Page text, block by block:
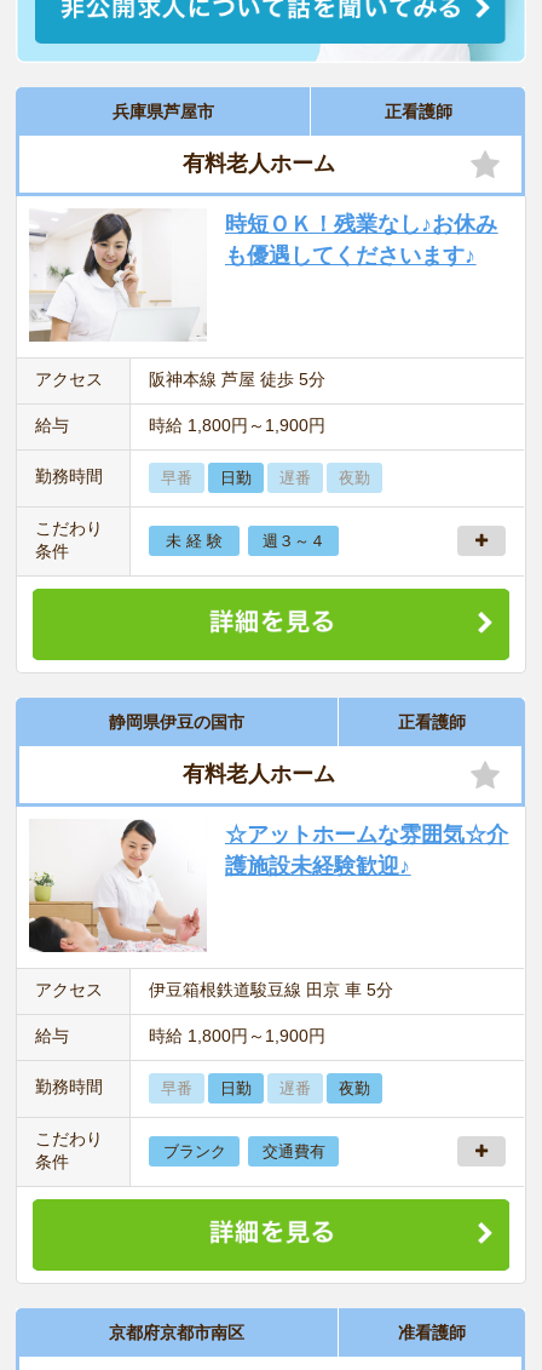
兵庫県芦屋市 正看護師
有料老人ホーム
時短ＯＫ！残業なし♪お休み
も優遇してくださいます♪
アクセス 阪神本線 芦屋 徒歩 5分
給与 時給 1,800円～1,900円
勤務時間 早番 日勤 遅番 夜勤
こだわり
条件
未 経 験 週３～４
静岡県伊豆の国市 正看護師
有料老人ホーム
☆アットホームな雰囲気☆介
護施設未経験歓迎♪
アクセス 伊豆箱根鉄道駿豆線 田京 車 5分
給与 時給 1,800円～1,900円
勤務時間 早番 日勤 遅番 夜勤
こだわり
条件
ブランク 交通費有
京都府京都市南区 准看護師